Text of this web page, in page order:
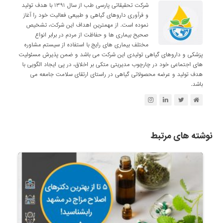
شرکت تحقیقاتی پارسی طب از سال ۱۳۹۱ با هدف تولید
و فرآوری داروهای گیاهی و طبیعی فعالیت خود را آغاز
نموده است. از مهمترین اهداف این شرکت، تشخیص
صحیح بیماری ها و حفاظت از مردم در برابر انواع
مختلف بیماری های رایج با استفاده از سیستم مشاوره
پزشکی و داروهای گیاهی تولیدی این شرکت می باشد و ضمن پذیرش مسئولیت
های اجتماعی خود در چارچوب مدیریتی متکی بر اخلاق، در پی ایجاد الگویی با
هدف تولید و عرضه محصولاتی گیاهی در راستای ارتقای سلامت جامعه می
باشد.
نوشته های مرتبط